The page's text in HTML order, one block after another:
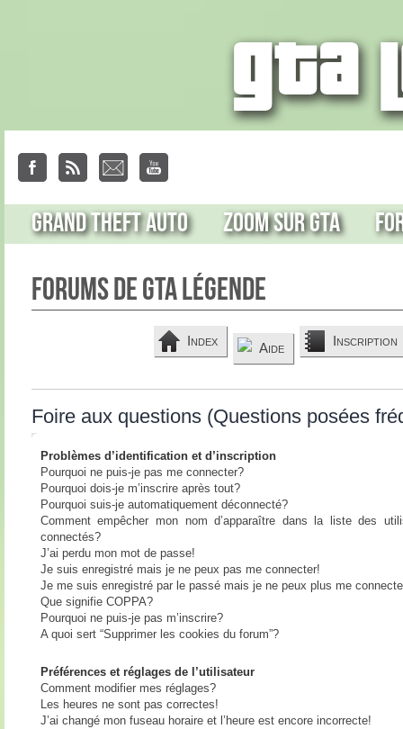
Grand Theft Auto Zoom sur GTA
Forums de GTA Légende
Index Aide Inscription
Foire aux questions (Questions posées
Problèmes d’identification et d’inscription
Pourquoi ne puis-je pas me connecter?
Pourquoi dois-je m’inscrire après tout?
Pourquoi suis-je automatiquement déconnecté?
Comment empêcher mon nom d’apparaître dans la liste des
connectés?
J’ai perdu mon mot de passe!
Je suis enregistré mais je ne peux pas me connecter!
Je me suis enregistré par le passé mais je ne peux plus me
Que signifie COPPA?
Pourquoi ne puis-je pas m’inscrire?
A quoi sert “Supprimer les cookies du forum”?
Préférences et réglages de l’utilisateur
Comment modifier mes réglages?
Les heures ne sont pas correctes!
J’ai changé mon fuseau horaire et l’heure est encore incorrecte!